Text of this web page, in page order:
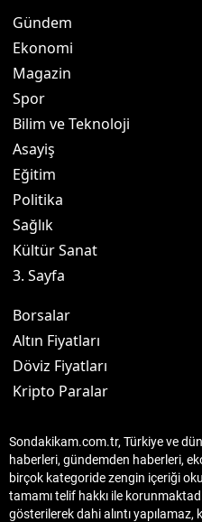
Gündem
Ekonomi
Magazin
Spor
Bilim ve Teknoloji
Asayiş
Eğitim
Politika
Sağlık
Kültür Sanat
3. Sayfa
Borsalar
Altın Fiyatları
Döviz Fiyatları
Kripto Paralar
Sondakikam.com.tr, Türkiye ve
haberleri, gündemden haberleri,
birçok kategoride zengin içeriği
tamamı telif hakkı ile
gösterilerek dahi alıntı